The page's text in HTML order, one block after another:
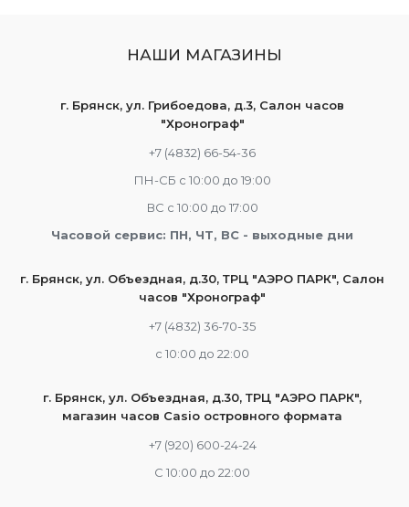
НАШИ МАГАЗИНЫ
г. Брянск, ул. Грибоедова, д.3, Салон часов
"Хронограф"
+7 (4832) 66-54-36
ПН-СБ с 10:00 до 19:00
ВС с 10:00 до 17:00
Часовой сервис: ПН, ЧТ, ВС - выходные дни
г. Брянск, ул. Объездная, д.30, ТРЦ "АЭРО ПАРК", Салон
часов "Хронограф"
+7 (4832) 36-70-35
c 10:00 до 22:00
г. Брянск, ул. Объездная, д.30, ТРЦ "АЭРО ПАРК",
магазин часов Casio островного формата
+7 (920) 600-24-24
С 10:00 до 22:00